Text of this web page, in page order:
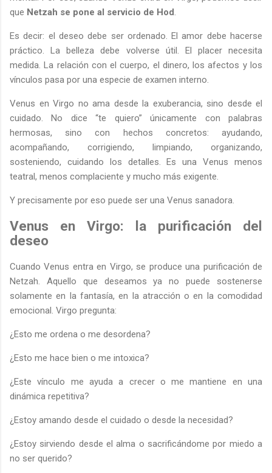
que Netzah se pone al servicio de Hod
Es decir: el deseo debe ser ordenado. El amor debe hacerse
práctico. La belleza debe volverse útil. El placer necesita
medida. La relación con el cuerpo, el dinero, los afectos y los
vínculos pasa por una especie de examen interno.
Venus en Virgo no ama desde la exuberancia, sino desde el
cuidado. No dice “te quiero” únicamente con palabras
hermosas, sino con hechos concretos: ayudando,
acompañando, corrigiendo, limpiando, organizando,
sosteniendo, cuidando los detalles. Es una Venus menos
teatral, menos complaciente y mucho más exigente.
Y precisamente por eso puede ser una Venus sanadora.
Venus en Virgo: la purificación del
deseo
Cuando Venus entra en Virgo, se produce una purificación de
Netzah. Aquello que deseamos ya no puede sostenerse
solamente en la fantasía, en la atracción o en la comodidad
emocional. Virgo pregunta:
¿Esto me ordena o me desordena?
¿Esto me hace bien o me intoxica?
¿Este vínculo me ayuda a crecer o me mantiene en una
dinámica repetitiva?
¿Estoy amando desde el cuidado o desde la necesidad?
¿Estoy sirviendo desde el alma o sacrificándome por miedo a
no ser querido?